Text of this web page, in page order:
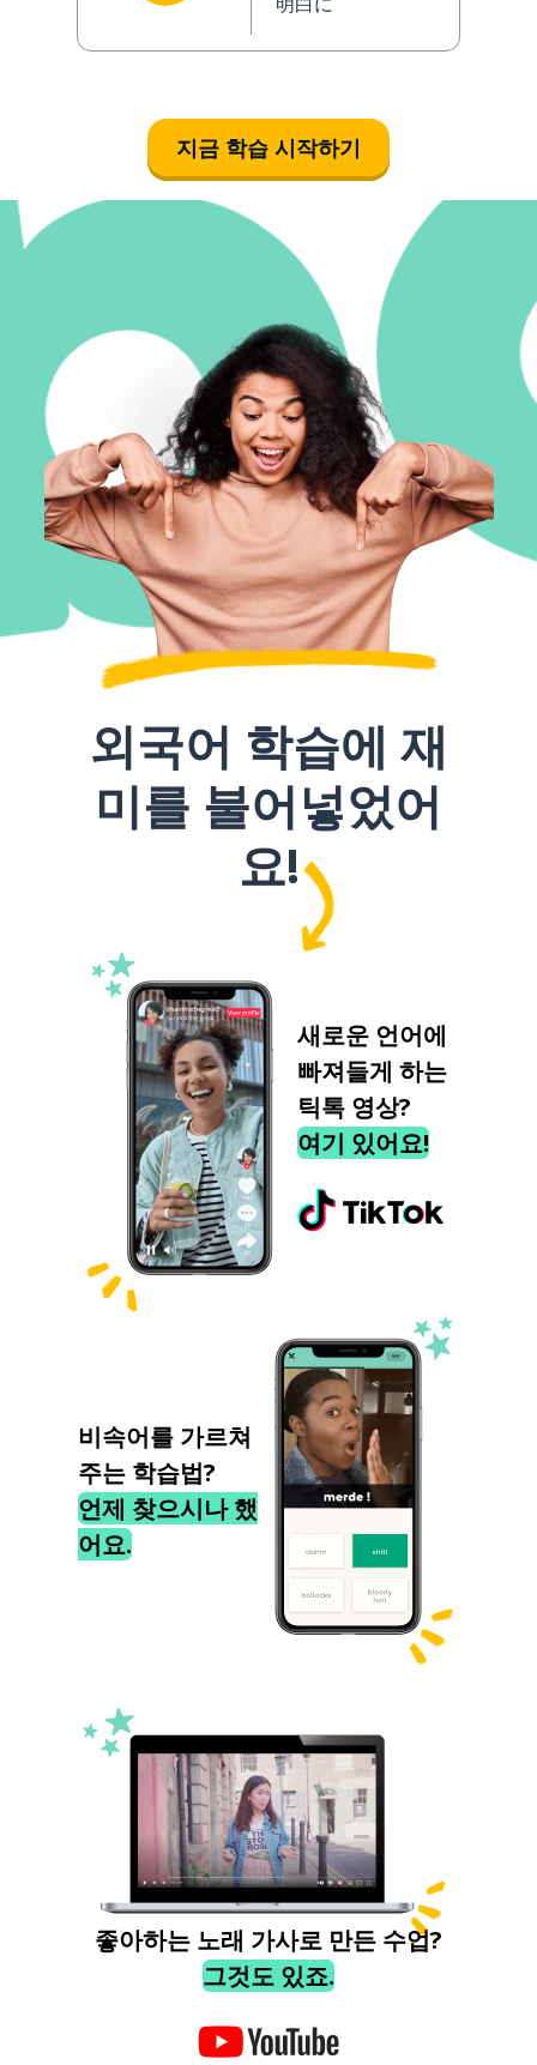
지금 학습 시작하기
외국어 학습에 재
미를 불어넣었어
요!
새로운 언어에
빠져들게 하는
틱톡 영상?
여기 있어요!
비속어를 가르쳐
주는 학습법?
언제 찾으시나 했
어요.
좋아하는 노래 가사로 만든 수업?
그것도 있죠.